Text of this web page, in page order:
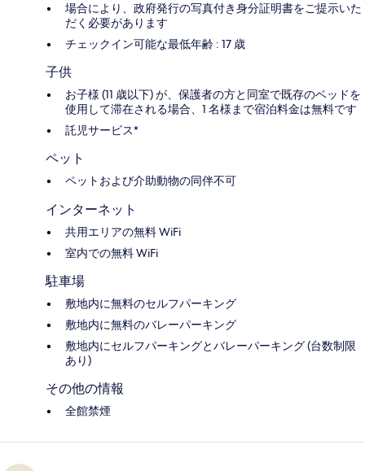
場合により、政府発行の写真付き身分証明書をご提示いた
だく必要があります
チェックイン可能な最低年齢 : 17 歳
子供
お子様 (11 歳以下) が、保護者の方と同室で既存のベッドを
使用して滞在される場合、1 名様まで宿泊料金は無料です
託児サービス*
ペット
ペットおよび介助動物の同伴不可
インターネット
共用エリアの無料 WiFi
室内での無料 WiFi
駐車場
敷地内に無料のセルフパーキング
敷地内に無料のバレーパーキング
敷地内にセルフパーキングとバレーパーキング (台数制限
あり)
その他の情報
全館禁煙